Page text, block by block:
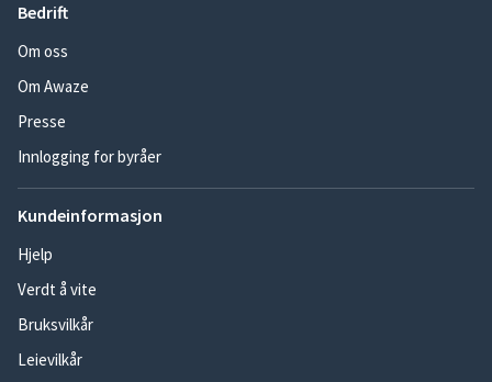
Bedrift
Om oss
Om Awaze
Presse
Innlogging for byråer
Kundeinformasjon
Hjelp
Verdt å vite
Bruksvilkår
Leievilkår